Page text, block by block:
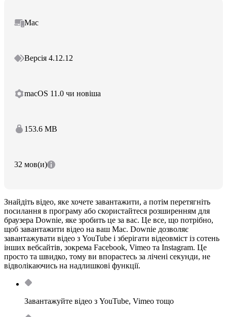
Mac
Версія 4.12.12
macOS 11.0 чи новіша
153.6 MB
32 мов(и)
Знайдіть відео, яке хочете завантажити, а потім перетягніть
посилання в програму або скористайтеся розширенням для
браузера Downie, яке зробить це за вас. Це все, що потрібно,
щоб завантажити відео на ваш Mac. Downie дозволяє
завантажувати відео з YouTube і зберігати відеовміст із сотень
інших вебсайтів, зокрема Facebook, Vimeo та Instagram. Це
просто та швидко, тому ви впораєтесь за лічені секунди, не
відволікаючись на надлишкові функції.
Завантажуйте відео з YouTube, Vimeo тощо